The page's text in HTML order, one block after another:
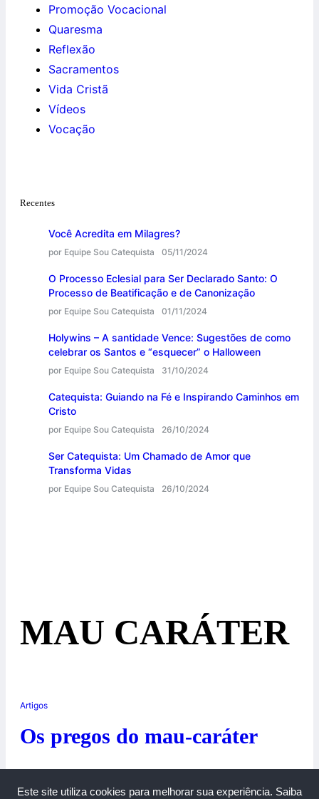
Este site utiliza cookies para melhorar sua experiência. Saiba
Promoção Vocacional
Quaresma
Reflexão
Sacramentos
Vida Cristã
Vídeos
Vocação
Recentes
Você Acredita em Milagres?
por Equipe Sou Catequista 05/11/2024
O Processo Eclesial para Ser Declarado Santo: O
Processo de Beatificação e de Canonização
por Equipe Sou Catequista 01/11/2024
Holywins – A santidade Vence: Sugestões de como
celebrar os Santos e “esquecer” o Halloween
por Equipe Sou Catequista 31/10/2024
Catequista: Guiando na Fé e Inspirando Caminhos em
Cristo
por Equipe Sou Catequista 26/10/2024
Ser Catequista: Um Chamado de Amor que
Transforma Vidas
por Equipe Sou Catequista 26/10/2024
MAU CARÁTER
Artigos
Os pregos do mau-caráter
0